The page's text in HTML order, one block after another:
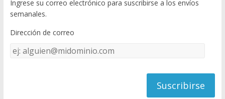
o
o
k
u
e
C
Ingrese su correo electrónico para suscribirse a los envíos
semanales.
Dirección de correo
Dirección
de